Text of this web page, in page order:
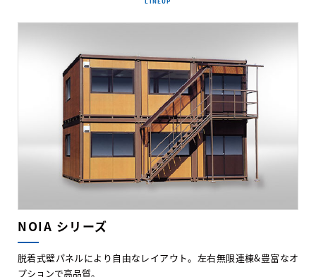
NOIA シリーズ
脱着式壁パネルにより自由なレイアウト。左右無限連棟&豊富なオ
プションで高品質。